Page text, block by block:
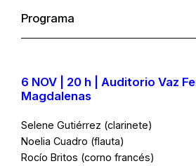
Programa
6 NOV | 20 h | Auditorio Vaz
Magdalenas
Selene Gutiérrez (clarinete)
Noelia Cuadro (flauta)
Rocío Britos (corno francés)